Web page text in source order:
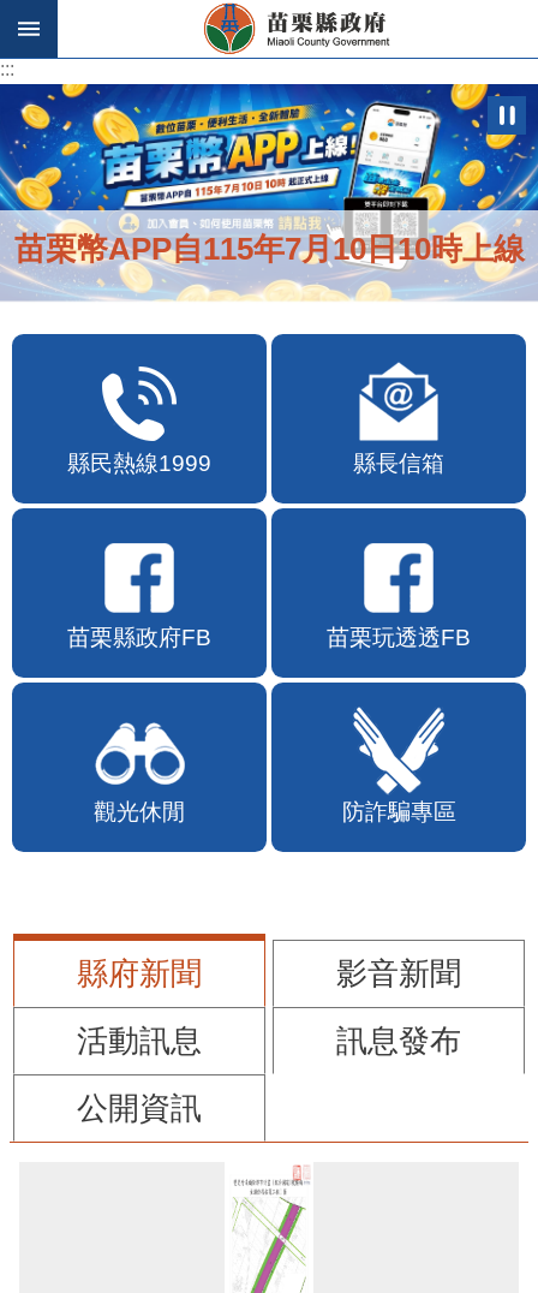
跳到主要內容區塊
:::
便民快e通2.0自即日起啟用
縣民熱線1999 縣長信箱
苗栗縣政府FB 苗栗玩透透FB
觀光休閒 防詐騙專區
縣府新聞
影音新聞
活動訊息
訊息發布
公開資訊